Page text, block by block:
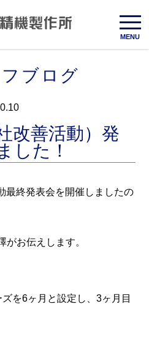
MENU
ブログ
改善活動）発
した！
最終発表会を開催しましたの
がお伝えします。
を6ヶ月と設定し、3ヶ月目